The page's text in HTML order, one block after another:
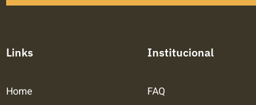
Links
Home
Institucional
FAQ